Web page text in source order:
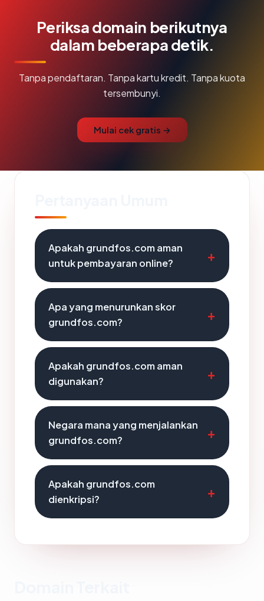
Periksa domain berikutnya
dalam beberapa detik.
Tanpa pendaftaran. Tanpa kartu kredit. Tanpa kuota
tersembunyi.
Mulai cek gratis →
Apakah grundfos.com aman
untuk pembayaran online?
Apa yang menurunkan skor
grundfos.com?
Apakah grundfos.com aman
digunakan?
Negara mana yang menjalankan
grundfos.com?
Apakah grundfos.com
dienkripsi?